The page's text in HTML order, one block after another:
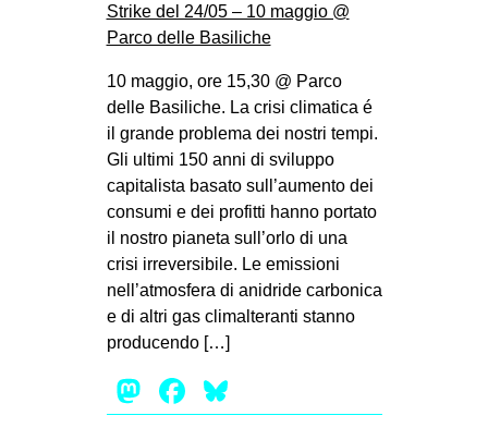
10 maggio, ore 15,30 @ Parco
delle Basiliche. La crisi climatica é
il grande problema dei nostri tempi.
Gli ultimi 150 anni di sviluppo
capitalista basato sull’aumento dei
consumi e dei profitti hanno portato
il nostro pianeta sull’orlo di una
crisi irreversibile. Le emissioni
nell’atmosfera di anidride carbonica
e di altri gas climalteranti stanno
producendo […]
Mastodon
Facebook